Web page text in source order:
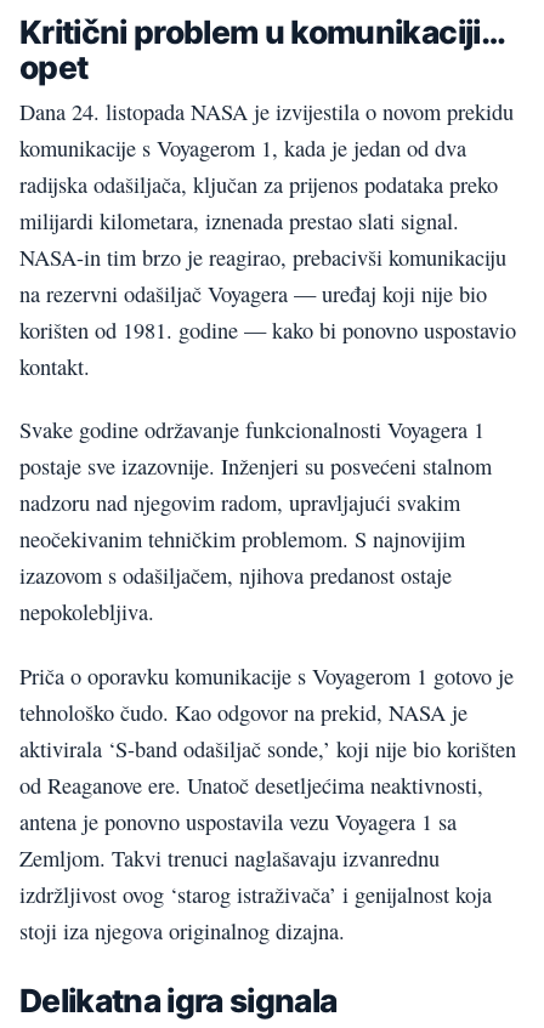
Kritični problem u komunikaciji…
opet
Dana 24. listopada NASA je izvijestila o novom prekidu
komunikacije s Voyagerom 1, kada je jedan od dva
radijska odašiljača, ključan za prijenos podataka preko
milijardi kilometara, iznenada prestao slati signal.
NASA-in tim brzo je reagirao, prebacivši komunikaciju
na rezervni odašiljač Voyagera — uređaj koji nije bio
korišten od 1981. godine — kako bi ponovno uspostavio
kontakt.
Svake godine održavanje funkcionalnosti Voyagera 1
postaje sve izazovnije. Inženjeri su posvećeni stalnom
nadzoru nad njegovim radom, upravljajući svakim
neočekivanim tehničkim problemom. S najnovijim
izazovom s odašiljačem, njihova predanost ostaje
nepokolebljiva.
Priča o oporavku komunikacije s Voyagerom 1 gotovo je
tehnološko čudo. Kao odgovor na prekid, NASA je
aktivirala ‘S-band odašiljač sonde,’ koji nije bio korišten
od Reaganove ere. Unatoč desetljećima neaktivnosti,
antena je ponovno uspostavila vezu Voyagera 1 sa
Zemljom. Takvi trenuci naglašavaju izvanrednu
izdržljivost ovog ‘starog istraživača’ i genijalnost koja
stoji iza njegova originalnog dizajna.
Delikatna igra signala